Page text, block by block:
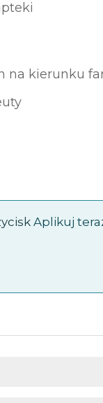
na kierunku
Aplikuj